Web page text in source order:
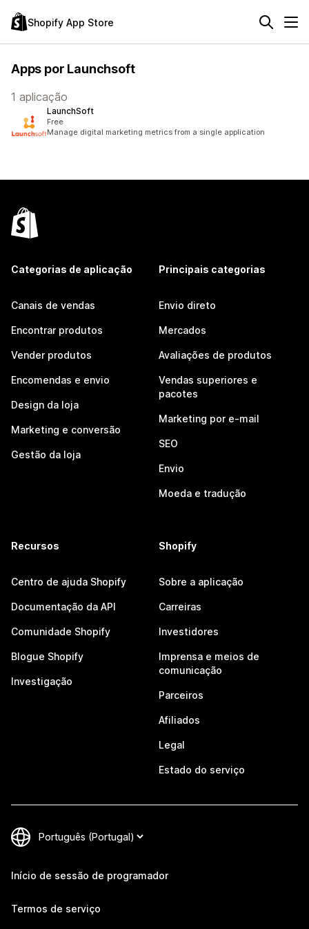
Shopify App Store
Apps por Launchsoft
1 aplicação
LaunchSoft
Free
Manage digital marketing metrics from a single application
Categorias de aplicação
Canais de vendas
Encontrar produtos
Vender produtos
Encomendas e envio
Design da loja
Marketing e conversão
Gestão da loja
Principais categorias
Envio direto
Mercados
Avaliações de produtos
Vendas superiores e
pacotes
Marketing por e-mail
SEO
Envio
Moeda e tradução
Recursos
Centro de ajuda Shopify
Documentação da API
Comunidade Shopify
Blogue Shopify
Investigação
Shopify
Sobre a aplicação
Carreiras
Investidores
Imprensa e meios de
comunicação
Parceiros
Afiliados
Legal
Estado do serviço
Início de sessão de programador
Termos de serviço